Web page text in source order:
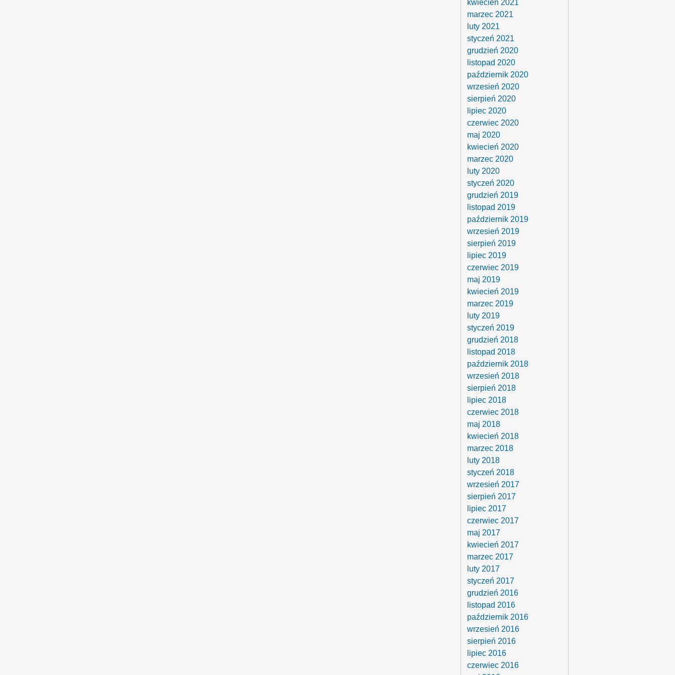
kwiecień 2021
marzec 2021
luty 2021
styczeń 2021
grudzień 2020
listopad 2020
październik 2020
wrzesień 2020
sierpień 2020
lipiec 2020
czerwiec 2020
maj 2020
kwiecień 2020
marzec 2020
luty 2020
styczeń 2020
grudzień 2019
listopad 2019
październik 2019
wrzesień 2019
sierpień 2019
lipiec 2019
czerwiec 2019
maj 2019
kwiecień 2019
marzec 2019
luty 2019
styczeń 2019
grudzień 2018
listopad 2018
październik 2018
wrzesień 2018
sierpień 2018
lipiec 2018
czerwiec 2018
maj 2018
kwiecień 2018
marzec 2018
luty 2018
styczeń 2018
wrzesień 2017
sierpień 2017
lipiec 2017
czerwiec 2017
maj 2017
kwiecień 2017
marzec 2017
luty 2017
styczeń 2017
grudzień 2016
listopad 2016
październik 2016
wrzesień 2016
sierpień 2016
lipiec 2016
czerwiec 2016